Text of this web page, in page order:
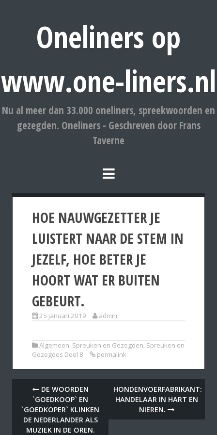
Oneliners op
www.one-liners.nl
Nu al meer dan 33.000 oneliners, spreekwoorden en
gezegden. Oneliners - Geschreven door Frans
Taverne
HOE NAUWGEZETTER JE
LUISTERT NAAR DE STEM IN
JEZELF, HOE BETER JE
HOORT WAT ER BUITEN
GEBEURT.
25 januari 2019 admin
Algemeen, Spreuken en Gezegden, Spreuken en
Gezegdes Deel 8
permalink
DE WOORDEN
`GOEDKOOP` EN
`GOEDKOPER` KLINKEN
DE NEDERLANDER ALS
MUZIEK IN DE OREN.
HONDENVOERFABRIKANT:
HANDELAAR IN HART EN
NIEREN.